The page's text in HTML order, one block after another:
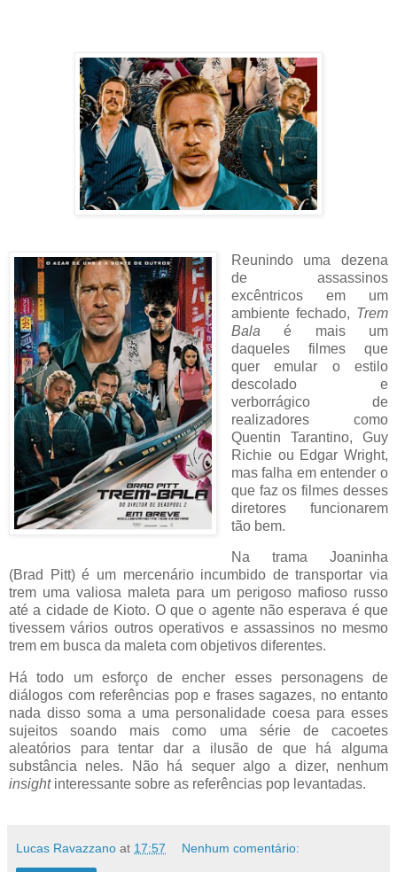
Reunindo uma dezena
de assassinos
excêntricos em um
ambiente fechado, Trem
Bala é mais um
daqueles filmes que
quer emular o estilo
descolado e
verborrágico de
realizadores como
Quentin Tarantino, Guy
Richie ou Edgar Wright,
mas falha em entender o
que faz os filmes desses
diretores funcionarem
tão bem.
Na trama Joaninha
(Brad Pitt) é um mercenário incumbido de transportar via
trem uma valiosa maleta para um perigoso mafioso russo
até a cidade de Kioto. O que o agente não esperava é que
tivessem vários outros operativos e assassinos no mesmo
trem em busca da maleta com objetivos diferentes.
Há todo um esforço de encher esses personagens de
diálogos com referências pop e frases sagazes, no entanto
nada disso soma a uma personalidade coesa para esses
sujeitos soando mais como uma série de cacoetes
aleatórios para tentar dar a ilusão de que há alguma
substância neles. Não há sequer algo a dizer, nenhum
insight interessante sobre as referências pop levantadas.
Lucas Ravazzano at 17:57 Nenhum comentário: